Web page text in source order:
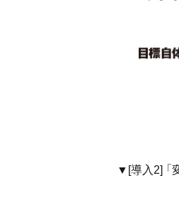
▼[導入2] 「